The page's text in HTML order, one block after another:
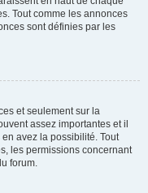
Tout comme les annonces
sont définies par les
et seulement sur la
assez importantes et il
avez la possibilité. Tout
les permissions concernant
forum.